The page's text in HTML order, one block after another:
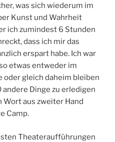
was sich wiederum im
Kunst und Wahrheit
ich zumindest 6 Stunden
dass ich mir das
erspart habe. Ich war
etwas entweder im
gleich daheim bleiben
andere Dinge zu erledigen
Wort aus zweiter Hand
Camp.
Theateraufführungen